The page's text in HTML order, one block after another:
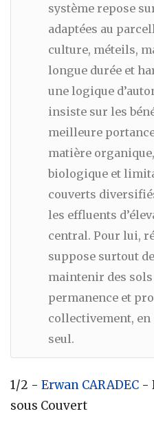
système repose
adaptées au
culture, méteils,
longue durée et
une logique
insiste sur les
meilleure
matière
biologique et
couverts
les effluents
central. Pour lui,
suppose surtout
maintenir des
permanence et
collectivement,
seul.
1/2 - Erwan CARADEC -
sous Couvert